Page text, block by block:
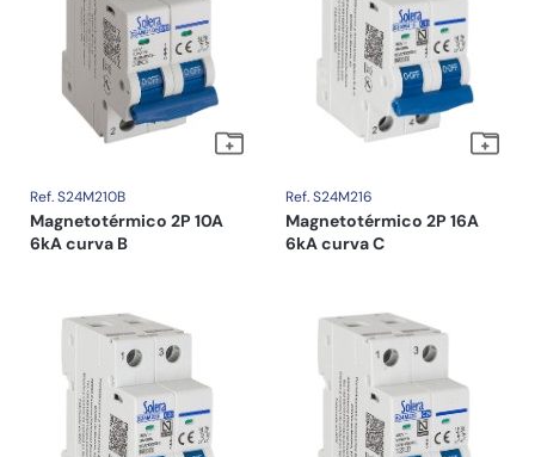
Ref. S24M210B
Magnetotérmico 2P 10A
6kA curva B
Ref. S24M216
Magnetotérmico 2P 16A
6kA curva C